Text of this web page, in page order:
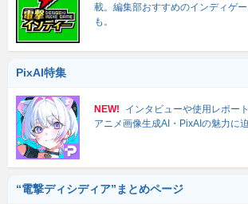
載。編集部おすすめのインディゲ
も。
PixAI特集
NEW!
インタビューや使用レポー
アニメ画像生成AI・PixAIの魅力に
“電撃ディシディア”まとめページ